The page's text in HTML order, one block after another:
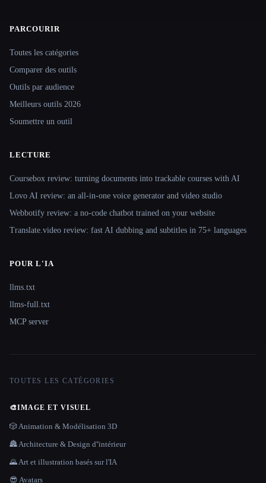
Site navigation
PARCOURIR
Toutes les catégories
Comparer des outils
Outils par audience
Meilleurs outils 2026
Soumettre un outil
LECTURE
Coursebox review: turning documents into trackable courses with AI
Lovo AI review: an all-in-one voice generator and video studio
Webbotify review: a no-code chatbot trained on your website
Translate.video review: fast AI dubbing and subtitles in 75+ languages
POUR L'IA
llms.txt
llms-full.txt
MCP server
TOUTES LES CATÉGORIES
🎨IMAGE ET VISUEL
🎲 Animation & Modélisation 3D
🏯 Architecture & Design d''intérieur
🌄 Art et illustration basés sur l'IA
😎 Avatars